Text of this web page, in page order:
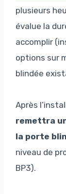
plusieurs
évalue la
accomplir
options sur
blindée
Après
remettra
la porte
niveau de
BP3).